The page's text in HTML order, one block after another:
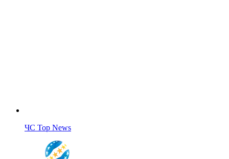
ЧС Top News